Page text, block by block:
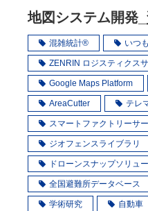
地図システム開発
混雑統計® いつ
ZENRIN ロジスティクス
Google Maps Platform
AreaCutter テレ
スマートファクトリーサ
ジオフェンスライブラリ
ドローンスナップソリュ
全国避難所データベース
学術研究 自動車